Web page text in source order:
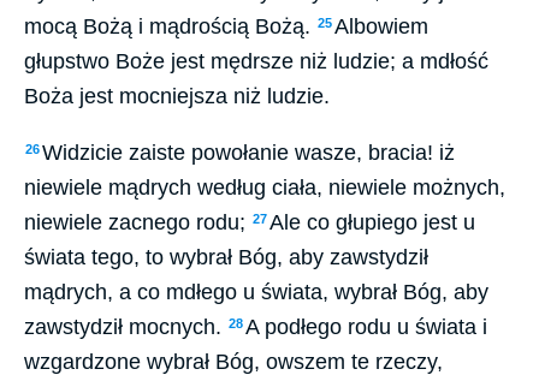
mocą Bożą i mądrością Bożą. 25Albowiem
głupstwo Boże jest mędrsze niż ludzie; a mdłość
Boża jest mocniejsza niż ludzie.
26Widzicie zaiste powołanie wasze, bracia! iż
niewiele mądrych według ciała, niewiele możnych,
niewiele zacnego rodu; 27Ale co głupiego jest u
świata tego, to wybrał Bóg, aby zawstydził
mądrych, a co mdłego u świata, wybrał Bóg, aby
zawstydził mocnych. 28A podłego rodu u świata i
wzgardzone wybrał Bóg, owszem te rzeczy,